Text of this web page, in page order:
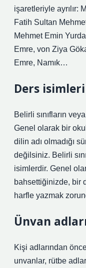
işaretleriyle ayrılır:
Fatih Sultan
Mehmet Emin
Emre, von Ziya
Emre, Namık…
Ders
Belirli sınıfların
Genel olarak bir
dilin adı olmadığı
değilsiniz. Belirli
isimlerdir. Genel
bahsettiğinizde, bir
harfle yazmak
Ünvan
Kişi adlarından
unvanlar, rütbe